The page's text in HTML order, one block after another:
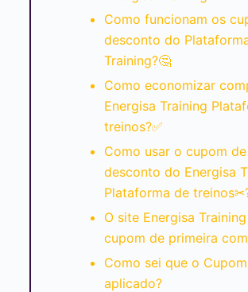
Como funcionam os
desconto do
Training?🤔
Como economizar
Energisa Training
treinos?✅
Como usar o cupom de
desconto do Energisa
Plataforma de
O site Energisa
cupom de primeira
Como sei que o
aplicado?